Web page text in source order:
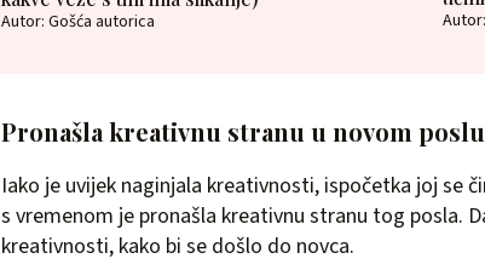
Autor: Gošća autorica
Pronašla kreativnu stranu u novom poslu
Iako je uvijek naginjala kreativnosti, ispočetka joj se
s vremenom je pronašla kreativnu stranu tog posla.
kreativnosti, kako bi se došlo do novca.